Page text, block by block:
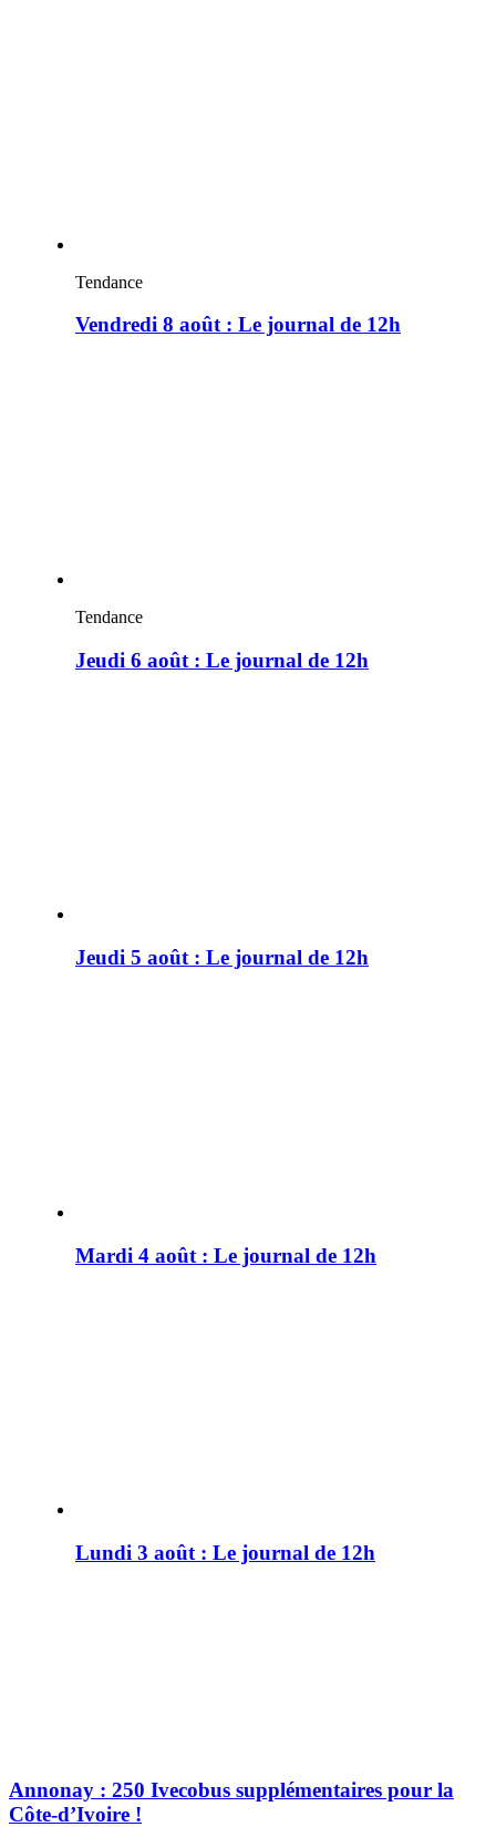
Tendance
Vendredi 8 août : Le journal de 12h
Tendance
Jeudi 6 août : Le journal de 12h
Jeudi 5 août : Le journal de 12h
Mardi 4 août : Le journal de 12h
Lundi 3 août : Le journal de 12h
Annonay : 250 Ivecobus supplémentaires pour la
Côte-d’Ivoire !